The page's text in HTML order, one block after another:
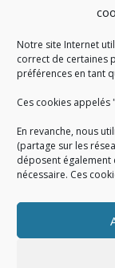
Notre site Internet
correct de certaines
préférences en tant
Ces cookies
En revanche, nous
(partage sur les
déposent
nécessaire. Ces
MENTIONS